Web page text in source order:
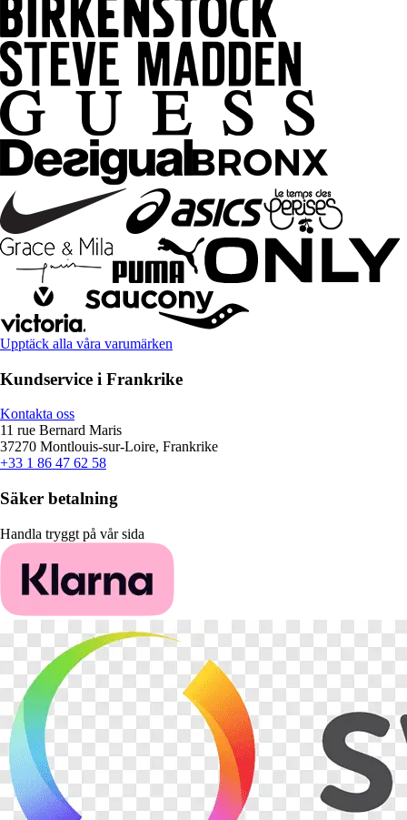
Upptäck alla våra varumärken
Kundservice i Frankrike
Kontakta oss
11 rue Bernard Maris
37270 Montlouis-sur-Loire, Frankrike
+33 1 86 47 62 58
Säker betalning
Handla tryggt på vår sida